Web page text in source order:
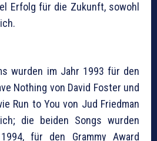
Erfolg für die Zukunft, sowohl
wurden im Jahr 1993 für den
Nothing von David Foster und
Run to You von Jud Friedman
die beiden Songs wurden
für den Grammy Award